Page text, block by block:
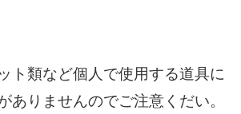
ト類など個人で使用する道具に
ありませんのでご注意くだい。